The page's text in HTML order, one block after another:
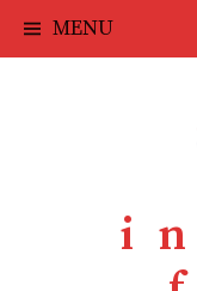
Skip
to
MENU